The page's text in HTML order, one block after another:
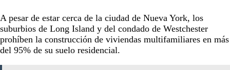
A pesar de estar cerca de la ciudad de Nueva York, los
suburbios de Long Island y del condado de Westchester
prohíben la construcción de viviendas multifamiliares en más
del 95% de su suelo residencial.